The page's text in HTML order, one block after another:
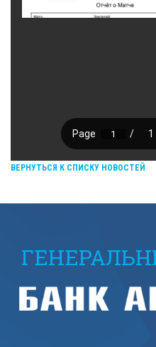
ВЕРНУТЬСЯ К СПИСКУ НОВОСТЕЙ